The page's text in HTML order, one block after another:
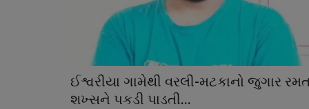
ઈશ્વરીયા ગામેથી વરલી-મટકાનો જુગાર
શખ્સને પકડી પાડતી...